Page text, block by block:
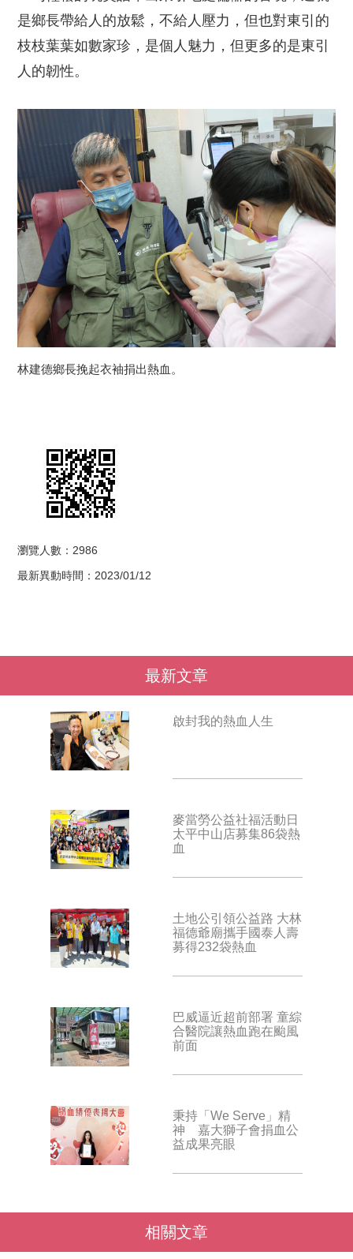
是鄉長帶給人的放鬆，不給人壓力，但也對東引的
枝枝葉葉如數家珍，是個人魅力，但更多的是東引
人的韌性。
林建德鄉長挽起衣袖捐出熱血。
瀏覽人數：2986
最新異動時間：2023/01/12
最新文章
啟封我的熱血人生
麥當勞公益社福活動日
太平中山店募集86袋熱
血
土地公引領公益路 大林
福德爺廟攜手國泰人壽
募得232袋熱血
巴威逼近超前部署 童綜
合醫院讓熱血跑在颱風
前面
秉持「We Serve」精
神 嘉大獅子會捐血公
益成果亮眼
相關文章